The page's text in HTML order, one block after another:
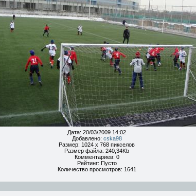
Дата: 20/03/2009 14:02
Добавлено: cska98
Размер: 1024 x 768 пикселов
Размер файла: 240,34Kb
Комментариев: 0
Рейтинг: Пусто
Количество просмотров: 1641